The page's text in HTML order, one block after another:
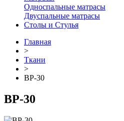
Односпальные матрасы
Двуспальные матрасы
Столы и Стулья
Главная
>
Ткани
>
ВР-30
ВР-30